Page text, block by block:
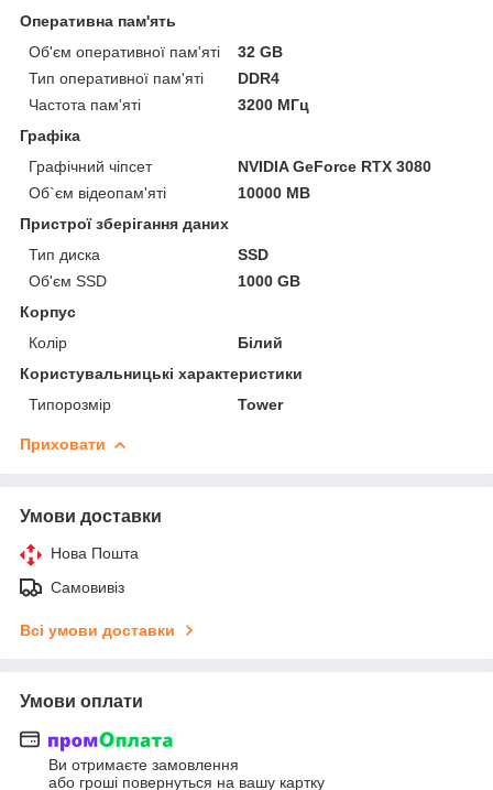
Оперативна пам'ять
Об'єм оперативної пам'яті
32 GB
Тип оперативної пам'яті
DDR4
Частота пам'яті
3200 МГц
Графіка
Графічний чіпсет
NVIDIA GeForce RTX 3080
Об`єм відеопам'яті
10000 MB
Пристрої зберігання даних
Тип диска
SSD
Об'єм SSD
1000 GB
Корпус
Колір
Білий
Користувальницькі характеристики
Типорозмір
Tower
Приховати
Умови доставки
Нова Пошта
Самовивіз
Всі умови доставки
Умови оплати
Ви отримаєте замовлення
або гроші повернуться на вашу картку